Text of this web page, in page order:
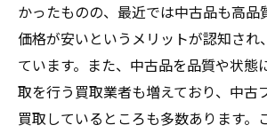
かったものの、最近では中古品も高品
価格が安いというメリットが認知され
ています。また、中古品を品質や状態
取を行う買取業者も増えており、中古
買取しているところも多数あります。